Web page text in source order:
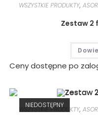
WSZYSTKIE PRODUKTY,
Zestaw 2
Ceny dostępne po
NIEDOSTĘPNY
WSZYSTKIE PRODUKTY,